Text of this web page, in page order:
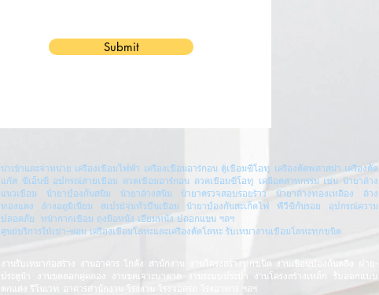
Submit
นำเข้าและจำหน่าย เครื่องเชื่อมไฟฟ้า เครื่องเชื่อมอาร์กอน ตู้เชื่อมซีโอทู เครื่องตัดพลาสม่า เครื่องตัด
แก๊ส ซีเอ็นซี อุปกรณ์สายเชื่อม ลวดเชื่อมอาร์กอน ลวดเชื่อมซีโอทู เคมีอุตสาหกรรม เช่น น้ำยาล้าง
แนวเชื่อม น้ำยาป้องกันสนิม น้ำยาล้างสนิม น้ำยาตรวจสอบรอยร้าว น้ำยาล้างทองเหลือง ล้าง
ทองแดง ล้างอลูมิเนียม สเปรย์จุ่มหัวปืนเชื่อม น้ำยาป้องกันสะเก็ดไฟ พีวีซีกันรอย อุปกรณ์ความ
ปลอดภัย หน้ากากเชื่อม ถุงมือหนัง เอี๊ยมหนัง ปลอกแขน ฯลฯ
ศูนย์บริการให้เช่า-ซ่อม เครื่องเชื่อมโลหะและเครื่องตัดโลหะ รับเหมางานเชื่อมโลหะทุกชนิด
งานรับเหมาก่อสร้าง งานอาคาร โกดัง สำนักงาน งานโครงสร้างทุกชนิด งานเขื่อนป้องกันตลิ่ง ฝาย-
ประตูน้ำ งานขุดลอกคูคลอง งานขุดเจาะบาดาล งานระบบประปา งานโครงสร้างเหล็ก รับออกแบบ
ตกแต่ง รีโนเวท อาคารสำนักงาน โรงงาน โรงจอดรถ โรงอาหาร
ฯลฯ